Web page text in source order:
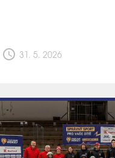
schedule 31. 5. 2026